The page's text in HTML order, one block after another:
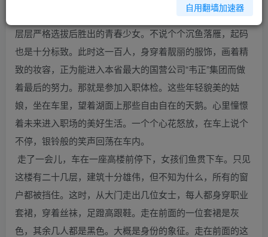
外开放，更增添几分神秘气息。车里坐着的，是一百名经过
层层严格选拔后胜出的青春少女。不说个个沉鱼落雁，起码
也是十分标致。此时这一百人，身穿着靓丽的服饰，画着精
致的妆容，正为能进入本省最大的国营公司“韦正”集团而做
着最后的努力。那就是参加入职体检。这些年轻貌美的姑
娘，坐在车里，望着湖面上那些自由自在的天鹅。心里憧憬
着未来进入职场的美好生活。一个个心花怒放，在车上说个
不停，银铃般的笑声回荡在车内。
走了一会儿，车在一座高楼前停下，女孩们鱼贯下车。只见
这楼有二十几层，建筑十分雄伟，但不知为什么，所有的窗
户都被挡住。这时，从大门走出几位女士，每人都身穿职业
套裙，穿着丝袜，足蹬高跟鞋。走在前面的一位套裙是灰
色，其余几人都是黑色。大概是身份的象征。走在前面的这
自用翻墙加速器